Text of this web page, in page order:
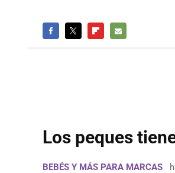
FACEBOOKTWITTERFLIPBOARD
E-
Los peques
BEBÉS Y MÁS PARA MARCAS